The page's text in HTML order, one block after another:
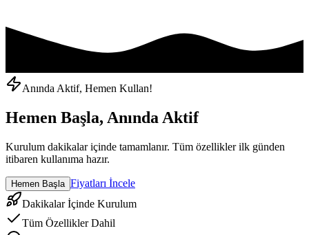
Anında Aktif, Hemen Kullan!
Hemen Başla, Anında Aktif
Kurulum dakikalar içinde tamamlanır. Tüm özellikler ilk günden
itibaren kullanıma hazır.
Hemen Başla Fiyatları İncele
Dakikalar İçinde Kurulum
Tüm Özellikler Dahil